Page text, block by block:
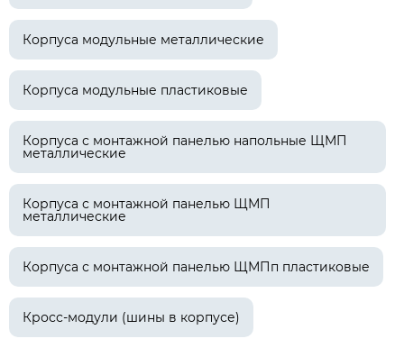
Корпуса модульные металлические
Корпуса модульные пластиковые
Корпуса с монтажной панелью напольные ЩМП
металлические
Корпуса с монтажной панелью ЩМП
металлические
Корпуса с монтажной панелью ЩМПп пластиковые
Кросс-модули (шины в корпусе)